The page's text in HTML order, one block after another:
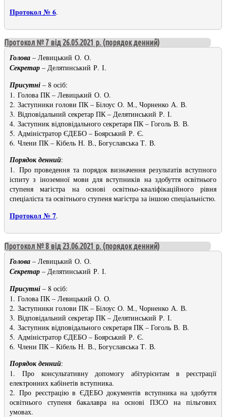
Протокол № 6.
Протокол № 7 від 26.05.2021 р. (порядок денний)
Голова – Левицький О. О.
Секретар – Делятинський Р. І.
Присутні – 8 осіб:
1. Голова ПК – Левицький О. О.
2. Заступники голови ПК – Білоус О. М., Чорненко А. В.
3. Відповідальний секретар ПК – Делятинський Р. І.
4. Заступник відповідального секретаря ПК – Гоголь В. В.
5. Адміністратор ЄДЕБО – Боярський Р. Є.
6. Члени ПК – Кібель Н. В., Богуславська Т. В.
Порядок денний:
1. Про проведення та порядок визначення результатів вступного
іспиту з іноземної мови для вступників на здобуття освітнього
ступеня магістра на основі освітньо-кваліфікаційного рівня
спеціаліста та освітнього ступеня магістра за іншою спеціальністю.
Протокол № 7.
Протокол № 8 від 23.06.2021 р. (порядок денний)
Голова – Левицький О. О.
Секретар – Делятинський Р. І.
Присутні – 8 осіб:
1. Голова ПК – Левицький О. О.
2. Заступники голови ПК – Білоус О. М., Чорненко А. В.
3. Відповідальний секретар ПК – Делятинський Р. І.
4. Заступник відповідального секретаря ПК – Гоголь В. В.
5. Адміністратор ЄДЕБО – Боярський Р. Є.
6. Члени ПК – Кібель Н. В., Богуславська Т. В.
Порядок денний:
1. Про консультативну допомогу абітурієнтам в реєстрації
електронних кабінетів вступника.
2. Про реєстрацію в ЄДЕБО документів вступника на здобуття
освітнього ступеня бакалавра на основі ПЗСО на пільгових
умовах.